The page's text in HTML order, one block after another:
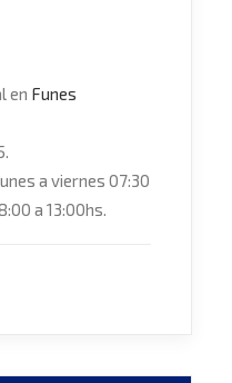
en Funes
a viernes 07:30
a 13:00hs.